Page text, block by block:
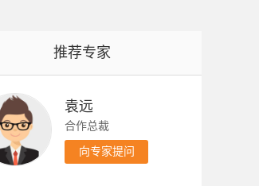
推荐专家
袁远
合作总裁
向专家提问